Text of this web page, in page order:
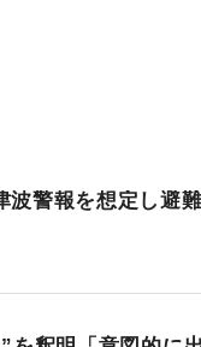
警報を想定し避